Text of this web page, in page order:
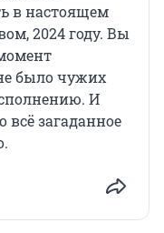
в настоящем
2024 году. Вы
было чужих
И
всё загаданное